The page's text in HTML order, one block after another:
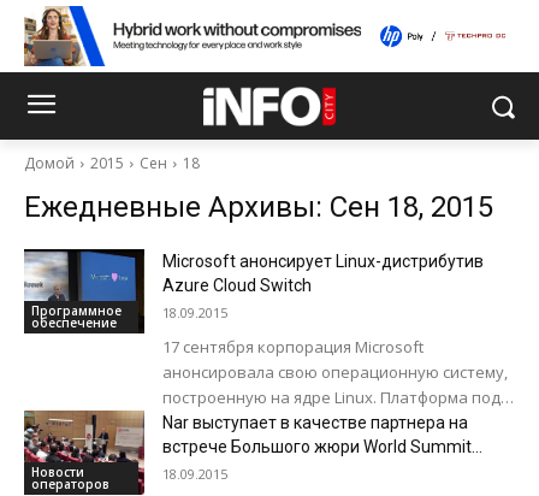
Домой 2015 Сен 18
Ежедневные Архивы: Сен 18, 2015
Программное
обеспечение
Microsoft анонсирует Linux-дистрибутив
Azure Cloud Switch
18.09.2015
17 сентября корпорация Microsoft
анонсировала свою операционную систему,
построенную на ядре Linux. Платформа под
названием Azure Cloud Switch (ACS) не
появится в десктопах и...
Новости
операторов
Nar выступает в качестве партнера на
встрече Большого жюри World Summit
Award
18.09.2015